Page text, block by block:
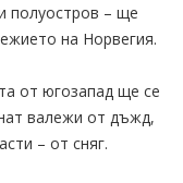
полуостров – ще
на Норвегия.
от югозапад ще се
валежи от дъжд,
– от сняг.